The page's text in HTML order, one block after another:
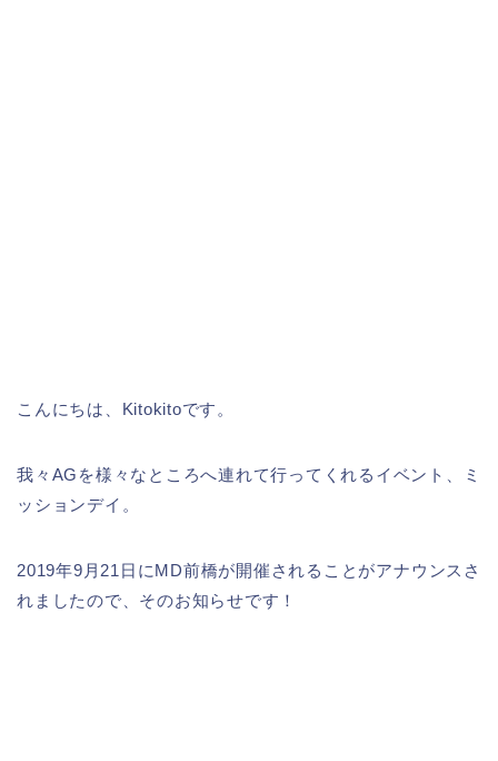
こんにちは、Kitokitoです。
我々AGを様々なところへ連れて行ってくれるイベント、ミ
ッションデイ。
2019年9月21日にMD前橋が開催されることがアナウンスさ
れましたので、そのお知らせです！